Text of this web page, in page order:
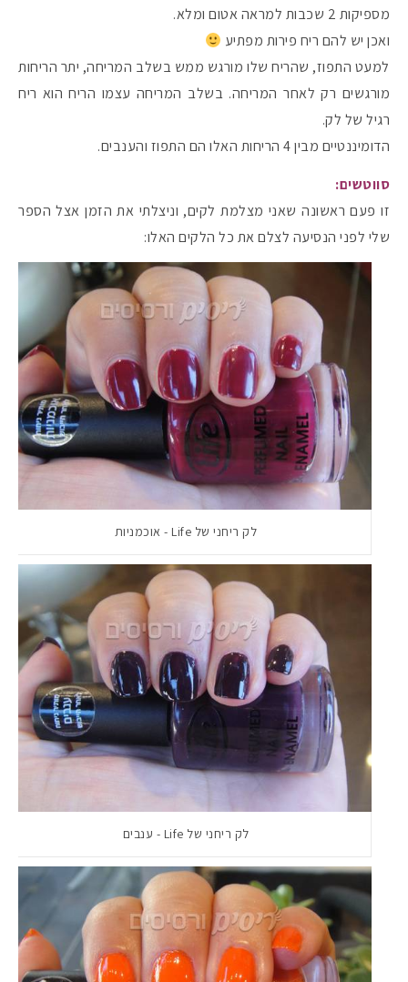
#הסטודיושלקורין
מספיקות 2 שכבות למראה אטום ומלא.
ואכן יש להם ריח פירות מפתיע
למעט התפוז, שהריח שלו מורגש ממש בשלב המריחה, יתר הריחות
מורגשים רק לאחר המריחה. בשלב המריחה עצמו הריח הוא ריח
רגיל של לק.
הדומיננטיים מבין 4 הריחות האלו הם התפוז והענבים.
סווטשים:
זו פעם ראשונה שאני מצלמת לקים, וניצלתי את הזמן אצל הספר
שלי לפני הנסיעה לצלם את כל הלקים האלו:
לק ריחני של Life - אוכמניות
לק ריחני של Life - ענבים